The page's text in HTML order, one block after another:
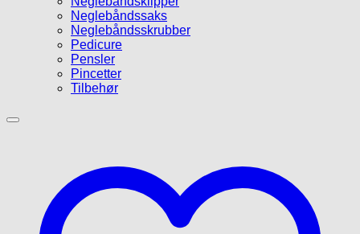
Neglebåndssaks
Neglebåndsskrubber
Pedicure
Pensler
Pincetter
Tilbehør